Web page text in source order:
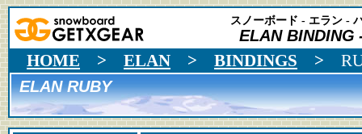
スノーボード - エラン -
ELAN BINDING
HOME > ELAN > BINDINGS >
ELAN RUBY